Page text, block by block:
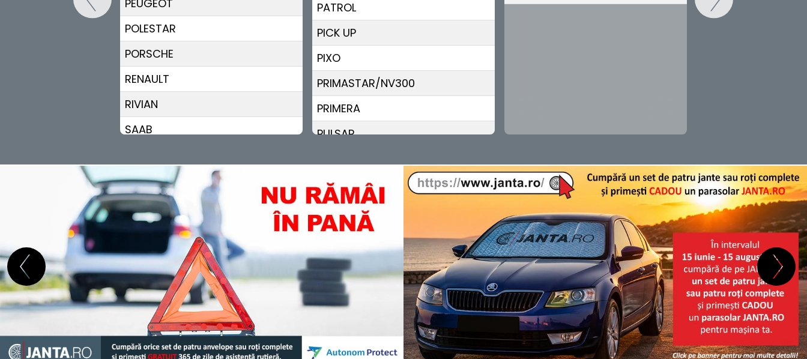
PEUGEOT
POLESTAR
PORSCHE
RENAULT
RIVIAN
SAAB
SERES
SKODA
SKYWELL
SMART
STREETSCOOTER
SUBARU
SUZUKI
PATROL
PICK UP
PIXO
PRIMASTAR/NV300
PRIMERA
PULSAR
Sentra
TERRANO
TIIDA
TOWNSTAR
X-TRAIL